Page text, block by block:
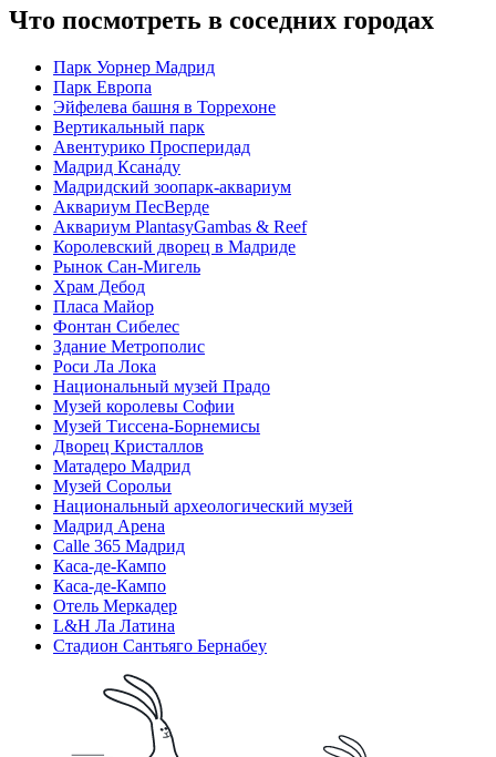
Что посмотреть в соседних городах
Парк Уорнер Мадрид
Парк Европа
Эйфелева башня в Торрехоне
Вертикальный парк
Авентурико Просперидад
Мадрид Ксана́ду
Мадридский зоопарк-аквариум
Аквариум ПесВерде
Аквариум PlantasyGambas & Reef
Королевский дворец в Мадриде
Рынок Сан-Мигель
Храм Дебод
Пласа Майор
Фонтан Сибелес
Здание Метрополис
Роси Ла Лока
Национальный музей Прадо
Музей королевы Софии
Музей Тиссена-Борнемисы
Дворец Кристаллов
Матадеро Мадрид
Музей Сорольи
Национальный археологический музей
Мадрид Арена
Calle 365 Мадрид
Каса-де-Кампо
Каса-де-Кампо
Отель Меркадер
L&H Ла Латина
Стадион Сантьяго Бернабеу